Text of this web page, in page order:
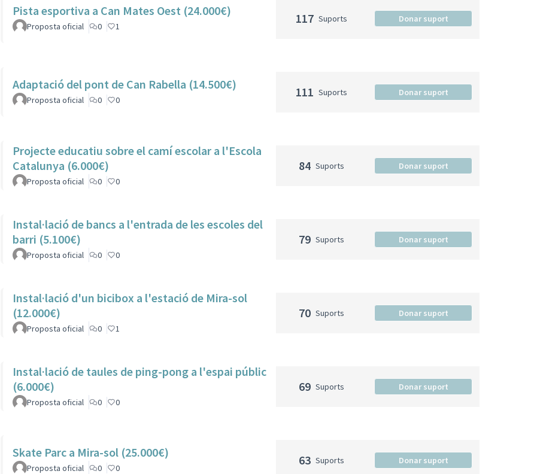
Pista esportiva a Can Mates Oest (24.000€)
Proposta oficial 0 1
117 Suports Donar suport
Adaptació del pont de Can Rabella (14.500€)
Proposta oficial 0 0
111 Suports Donar suport
Projecte educatiu sobre el camí escolar a l'Escola
Catalunya (6.000€)
Proposta oficial 0 0
84 Suports Donar suport
Instal·lació de bancs a l'entrada de les escoles del
barri (5.100€)
Proposta oficial 0 0
79 Suports Donar suport
Instal·lació d'un bicibox a l'estació de Mira-sol
(12.000€)
Proposta oficial 0 1
70 Suports Donar suport
Instal·lació de taules de ping-pong a l'espai públic
(6.000€)
Proposta oficial 0 0
69 Suports Donar suport
Skate Parc a Mira-sol (25.000€)
Proposta oficial 0 0
63 Suports Donar suport